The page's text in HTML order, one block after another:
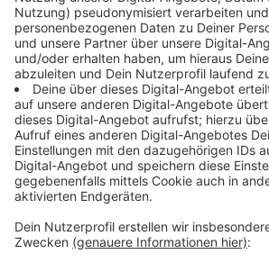
(Hauptuntersuchung) und muss
Abfahrt ist jeweils um 10:15 und
Museum. Restkarten gibt es beim
Gleichzeitig gibt es eine neue
"643316. Die neue Ebene des
verwirklichte und verworfene
Prototypen und
aufder Seite des Eisenbahnmuseums.
Anzeige